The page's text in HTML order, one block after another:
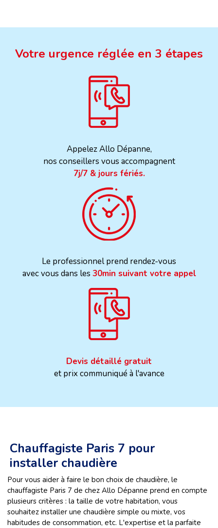
Votre urgence réglée en 3 étapes
Appelez Allo Dépanne,
nos conseillers vous accompagnent
7j/7 & jours fériés.
Le professionnel prend rendez-vous
avec vous dans les 30min suivant votre appel
Devis détaillé gratuit
et prix communiqué à l'avance
Chauffagiste Paris 7 pour
installer chaudière
Pour vous aider à faire le bon choix de chaudière, le
chauffagiste Paris 7 de chez Allo Dépanne prend en compte
plusieurs critères : la taille de votre habitation, vous
souhaitez installer une chaudière simple ou mixte, vos
habitudes de consommation, etc. L'expertise et la parfaite